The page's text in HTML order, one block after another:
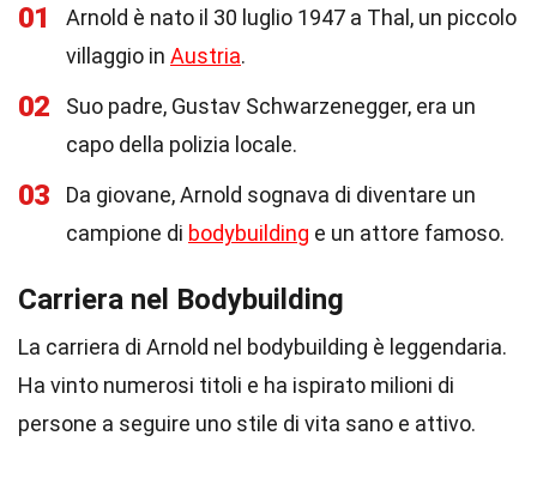
01
Arnold è nato il 30 luglio 1947 a Thal, un piccolo
villaggio in Austria.
02
Suo padre, Gustav Schwarzenegger, era un
capo della polizia locale.
03
Da giovane, Arnold sognava di diventare un
campione di bodybuilding e un attore famoso.
Carriera nel Bodybuilding
La carriera di Arnold nel bodybuilding è leggendaria.
Ha vinto numerosi titoli e ha ispirato milioni di
persone a seguire uno stile di vita sano e attivo.